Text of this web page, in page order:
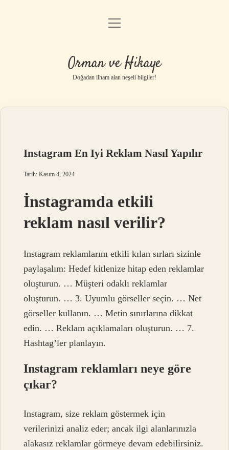
Anasayfa
Yasal Uyarı
menüyü
Orman ve Hikaye
Doğadan ilham alan neşeli bilgiler!
Instagram En Iyi Reklam Nasıl Yapılır
Tarih: Kasım 4, 2024
İnstagramda etkili
reklam nasıl verilir?
Instagram reklamlarını etkili kılan sırları sizinle
paylaşalım: Hedef kitlenize hitap eden reklamlar
oluşturun. … Müşteri odaklı reklamlar
oluşturun. … 3. Uyumlu görseller seçin. … Net
görseller kullanın. … Metin sınırlarına dikkat
edin. … Reklam açıklamaları oluşturun. … 7.
Hashtag’ler planlayın.
Instagram reklamları neye göre
çıkar?
Instagram, size reklam göstermek için
verilerinizi analiz eder; ancak ilgi alanlarınızla
alakasız reklamlar görmeye devam edebilirsiniz.